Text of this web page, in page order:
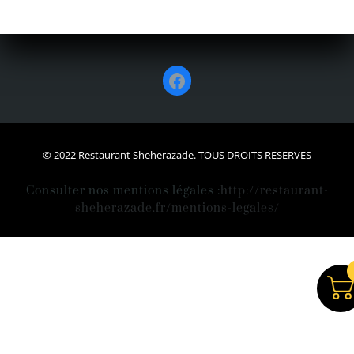
Facebook
© 2022 Restaurant Sheherazade. TOUS DROITS RESERVES
Consulter nos mentions légales :http://restaurant-
sheherazade.fr/mentions-legales/